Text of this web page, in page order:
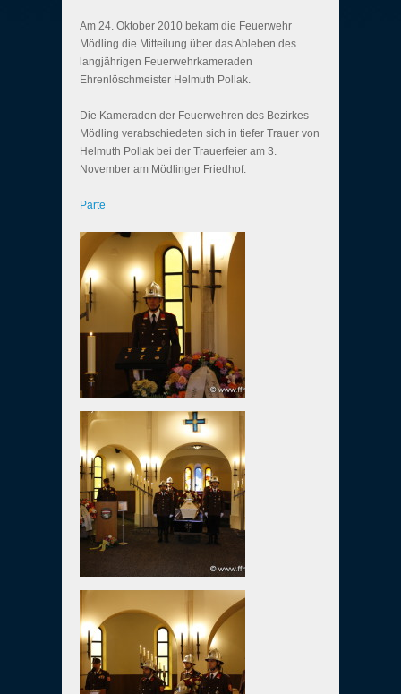
Am 24. Oktober 2010 bekam die Feuerwehr
Mödling die Mitteilung über das Ableben des
langjährigen Feuerwehrkameraden
Ehrenlöschmeister Helmuth Pollak.
Die Kameraden der Feuerwehren des Bezirkes
Mödling verabschiedeten sich in tiefer Trauer von
Helmuth Pollak bei der Trauerfeier am 3.
November am Mödlinger Friedhof.
Parte